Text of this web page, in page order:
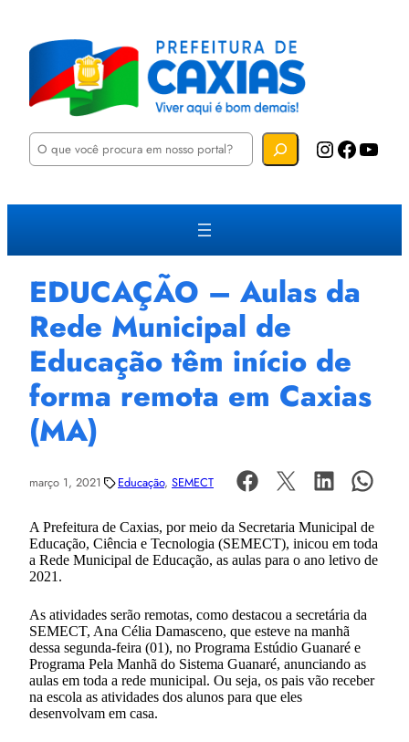
P
u
a
Instagram Facebook YouTube
EDUCAÇÃO – Aulas da
Rede Municipal de
Educação têm início de
forma remota em Caxias
(MA)
março 1, 2021 Educação, SEMECT
A Prefeitura de Caxias, por meio da Secretaria Municipal de
Educação, Ciência e Tecnologia (SEMECT), inicou em toda
a Rede Municipal de Educação, as aulas para o ano letivo de
2021.
As atividades serão remotas, como destacou a secretária da
SEMECT, Ana Célia Damasceno, que esteve na manhã
dessa segunda-feira (01), no Programa Estúdio Guanaré e
Programa Pela Manhã do Sistema Guanaré, anunciando as
aulas em toda a rede municipal. Ou seja, os pais vão receber
na escola as atividades dos alunos para que eles
desenvolvam em casa.